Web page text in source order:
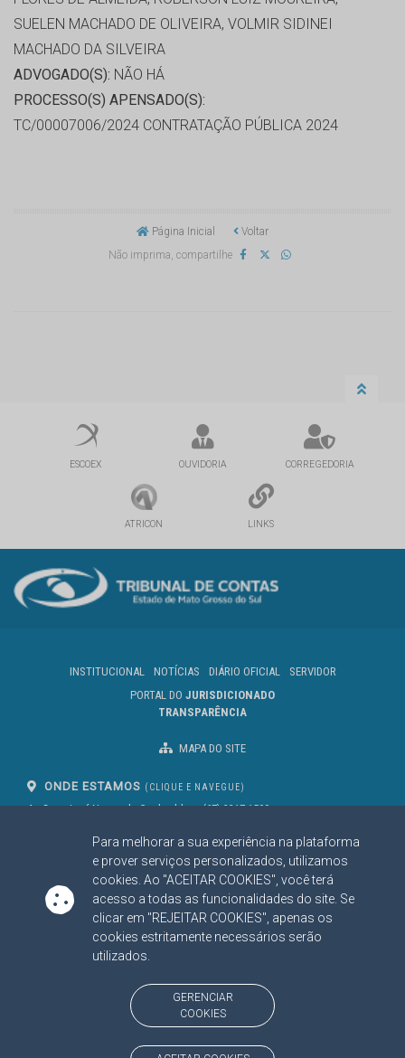
Para melhorar a sua experiência na plataforma
e prover serviços personalizados, utilizamos
cookies. Ao "ACEITAR COOKIES", você terá
acesso a todas as funcionalidades do site. Se
clicar em "REJEITAR COOKIES", apenas os
cookies estritamente necessários serão
utilizados.
GERENCIAR
COOKIES
SUELEN MACHADO DE OLIVEIRA, VOLMIR SIDINEI
MACHADO DA SILVEIRA
ADVOGADO(S): NÃO HÁ
PROCESSO(S) APENSADO(S):
TC/00007006/2024 CONTRATAÇÃO PÚBLICA 2024
Página Inicial
Voltar
Não imprima, compartilhe
ESCOEX OUVIDORIA CORREGEDORIA
ATRICON LINKS
INSTITUCIONAL NOTÍCIAS DIÁRIO OFICIAL
SERVIDOR
PORTAL DO JURISDICIONADO
TRANSPARÊNCIA
MAPA DO SITE
ONDE ESTAMOS (CLIQUE E NAVEGUE)
Av. Des. José Nunes da Cunha, bloco
Campo Grande/MS
CEP: 79031-310
(67) 3317-1500
SIGA NOSSAS REDES SOCIAIS
Linked InYoutube
Facebook
X
BAIXE NOSSO APLICATIVO